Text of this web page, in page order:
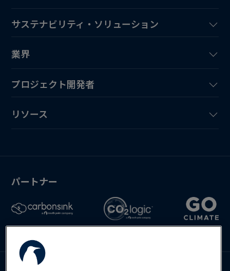
サステナビリティ・ソリューション
業界
プロジェクト開発者
リソース
パートナー